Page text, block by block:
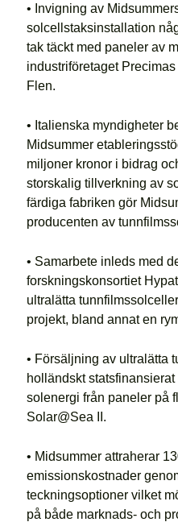
• Invigning av
solcellstaksinstallation
tak täckt med paneler av
industriföretaget
Flen.
• Italienska myndigheter
Midsummer
miljoner kronor i bidrag
storskalig tillverkning av
färdiga fabriken gör
producenten av
• Samarbete inleds med
forskningskonsortiet
ultralätta
projekt, bland annat en
• Försäljning av ultralätta
holländskt
solenergi från paneler på
Solar@Sea II.
• Midsummer attraherar
emissionskostnader
teckningsoptioner vilket
på både marknads- och